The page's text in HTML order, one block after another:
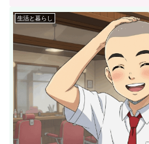
生活と暮らし